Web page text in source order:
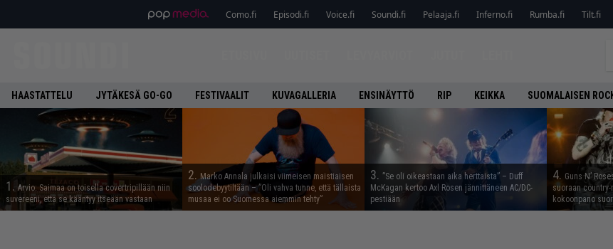
Como.fi Episodi.fi Voice.fi Soundi.fi Pelaaja.fi Inferno.fi Rumba.fi Tilt.fi
HAASTATTELU JYTÄKESÄ GO-GO FESTIVAALIT KUVAGALLERIA ENSINÄYTTÖ RIP KEIKKA SUOMALAISEN
1. Arvio: Saimaa on toisella covertripillään niin
suvereeni, että se kääntyy itseään vastaan
2. Marko Annala julkaisi viimeisen maistiaisen
soolodebyytiltään – ”Oli vahva tunne, että tällaista
musaa ei oo Suomessa aiemmin tehty”
3. ”Se oli oikeastaan aika herttaista” – Duff
McKagan kertoo Axl Rosen jännittäneen AC/DC-
pestiään
4. Guns N’
suoraan
kokoonpano